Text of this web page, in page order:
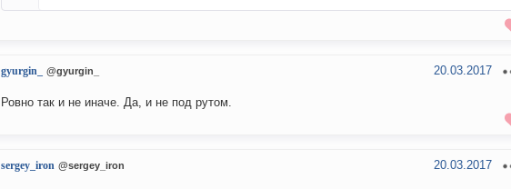
gyurgin_ @gyurgin_ 20.03.2017
Ровно так и не иначе. Да, и не под рутом.
sergey_iron @sergey_iron 20.03.2017